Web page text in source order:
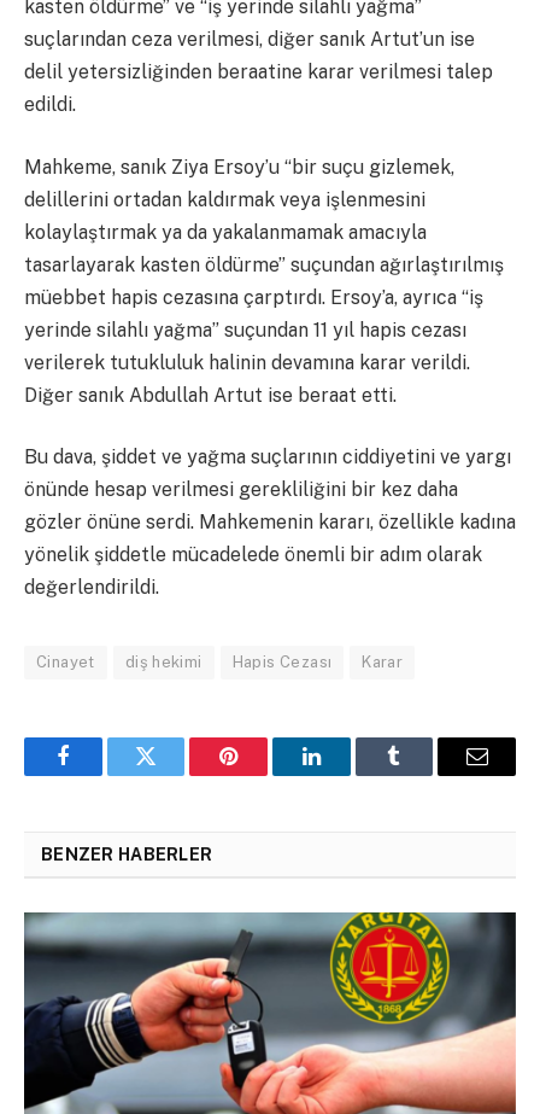
kasten öldürme” ve “iş yerinde silahlı yağma”
suçlarından ceza verilmesi, diğer sanık Artut’un ise
delil yetersizliğinden beraatine karar verilmesi talep
edildi.
Mahkeme, sanık Ziya Ersoy’u “bir suçu gizlemek,
delillerini ortadan kaldırmak veya işlenmesini
kolaylaştırmak ya da yakalanmamak amacıyla
tasarlayarak kasten öldürme” suçundan ağırlaştırılmış
müebbet hapis cezasına çarptırdı. Ersoy’a, ayrıca “iş
yerinde silahlı yağma” suçundan 11 yıl hapis cezası
verilerek tutukluluk halinin devamına karar verildi.
Diğer sanık Abdullah Artut ise beraat etti.
Bu dava, şiddet ve yağma suçlarının ciddiyetini ve yargı
önünde hesap verilmesi gerekliliğini bir kez daha
gözler önüne serdi. Mahkemenin kararı, özellikle kadına
yönelik şiddetle mücadelede önemli bir adım olarak
değerlendirildi.
Cinayet diş hekimi Hapis Cezası Karar
FacebookTwitter Pinterest LinkedInTumblr Email
BENZER HABERLER